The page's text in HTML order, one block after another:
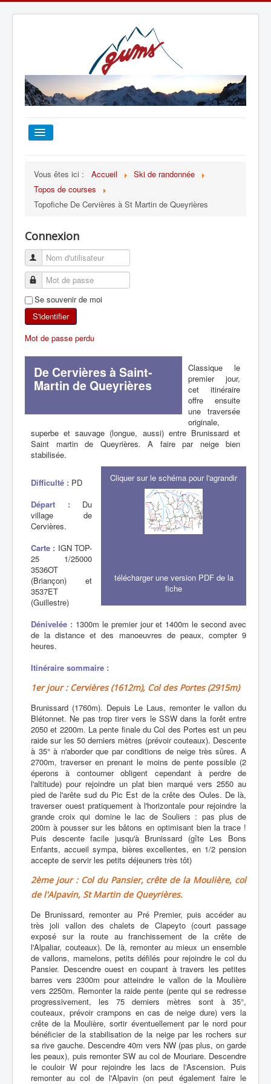
TOUT SUR LE GUMS
ALPINISME
SKI DE RANDONNÉE
RANDONNÉE PÉDESTRE
RANDONNÉE SPORTIVE
Vous êtes ici : Accueil
Ski de randonnée
Topos de courses
Topofiche De Cervières à St Martin de Queyrières
Connexion
Se souvenir de moi
S'identifier
Mot de passe perdu
De Cervières à Saint-
Martin de Queyrières
Classique le
premier jour,
cet itinéraire
offre ensuite
une traversée
originale,
superbe et sauvage (longue, aussi) entre Brunissard et
Saint martin de Queyrières. A faire par neige bien
stabilisée.
Cliquer sur le schéma pour l'agrandir
télécharger une version PDF de la
fiche
Difficulté : PD
Départ : Du
village de
Cervières.
Carte : IGN TOP-
25 1/25000
3536OT
(Briançon) et
3537ET
(Guillestre)
Dénivelée : 1300m le premier jour et 1400m le second avec
de la distance et des manoeuvres de peaux, compter 9
heures.
Itinéraire sommaire :
1er jour : Cervières (1612m), Col des Portes (2915m)
Brunissard (1760m). Depuis Le Laus, remonter le vallon du
Blétonnet. Ne pas trop tirer vers le SSW dans la forêt entre
2050 et 2200m. La pente finale du Col des Portes est un peu
raide sur les 50 derniers mètres (prévoir couteaux). Descente
à 35° à n'aborder que par conditions de neige très sûres. A
2700m, traverser en prenant le moins de pente possible (2
éperons à contourner obligent cependant à perdre de
l'altitude) pour rejoindre un plat bien marqué vers 2550 au
pied de l'arête sud du Pic Est de la crête des Oules. De là,
traverser ouest pratiquement à l'horizontale pour rejoindre la
grande croix qui domine le lac de Souliers : pas plus de
200m à pousser sur les bâtons en optimisant bien la trace !
Puis descente facile jusqu'à Brunissard (gîte Les Bons
Enfants, accueil sympa, bières excellentes, en 1/2 pension
accepte de servir les petits déjeuners très tôt)
2ème jour : Col du Pansier, crête de la Moulière, col
de l'Alpavin, St Martin de Queyrières.
De Brunissard, remonter au Pré Premier, puis accéder au
très joli vallon des chalets de Clapeyto (court passage
exposé sur la route au franchissement de la crête de
l'Alpaliar, couteaux). De là, remonter au mieux un ensemble
de vallons, mamelons, petits défilés pour rejoindre le col du
Pansier. Descendre ouest en coupant à travers les petites
barres vers 2300m pour atteindre le vallon de la Moulière
vers 2250m. Remonter la raide pente (pente qui se redresse
progressivement, les 75 derniers mètres sont à 35°,
couteaux, prévoir crampons en cas de neige dure) vers la
crête de la Moulière, sortir éventuellement par le nord pour
bénéficier de la stabilisation de la neige par les rochers sur
sa rive gauche. Descendre 40m vers NW (pas plus, on garde
les peaux), puis remonter SW au col de Mouriare. Descendre
le couloir W pour rejoindre les lacs de l'Ascension. Puis
remonter au col de l'Alpavin (on peut également faire le